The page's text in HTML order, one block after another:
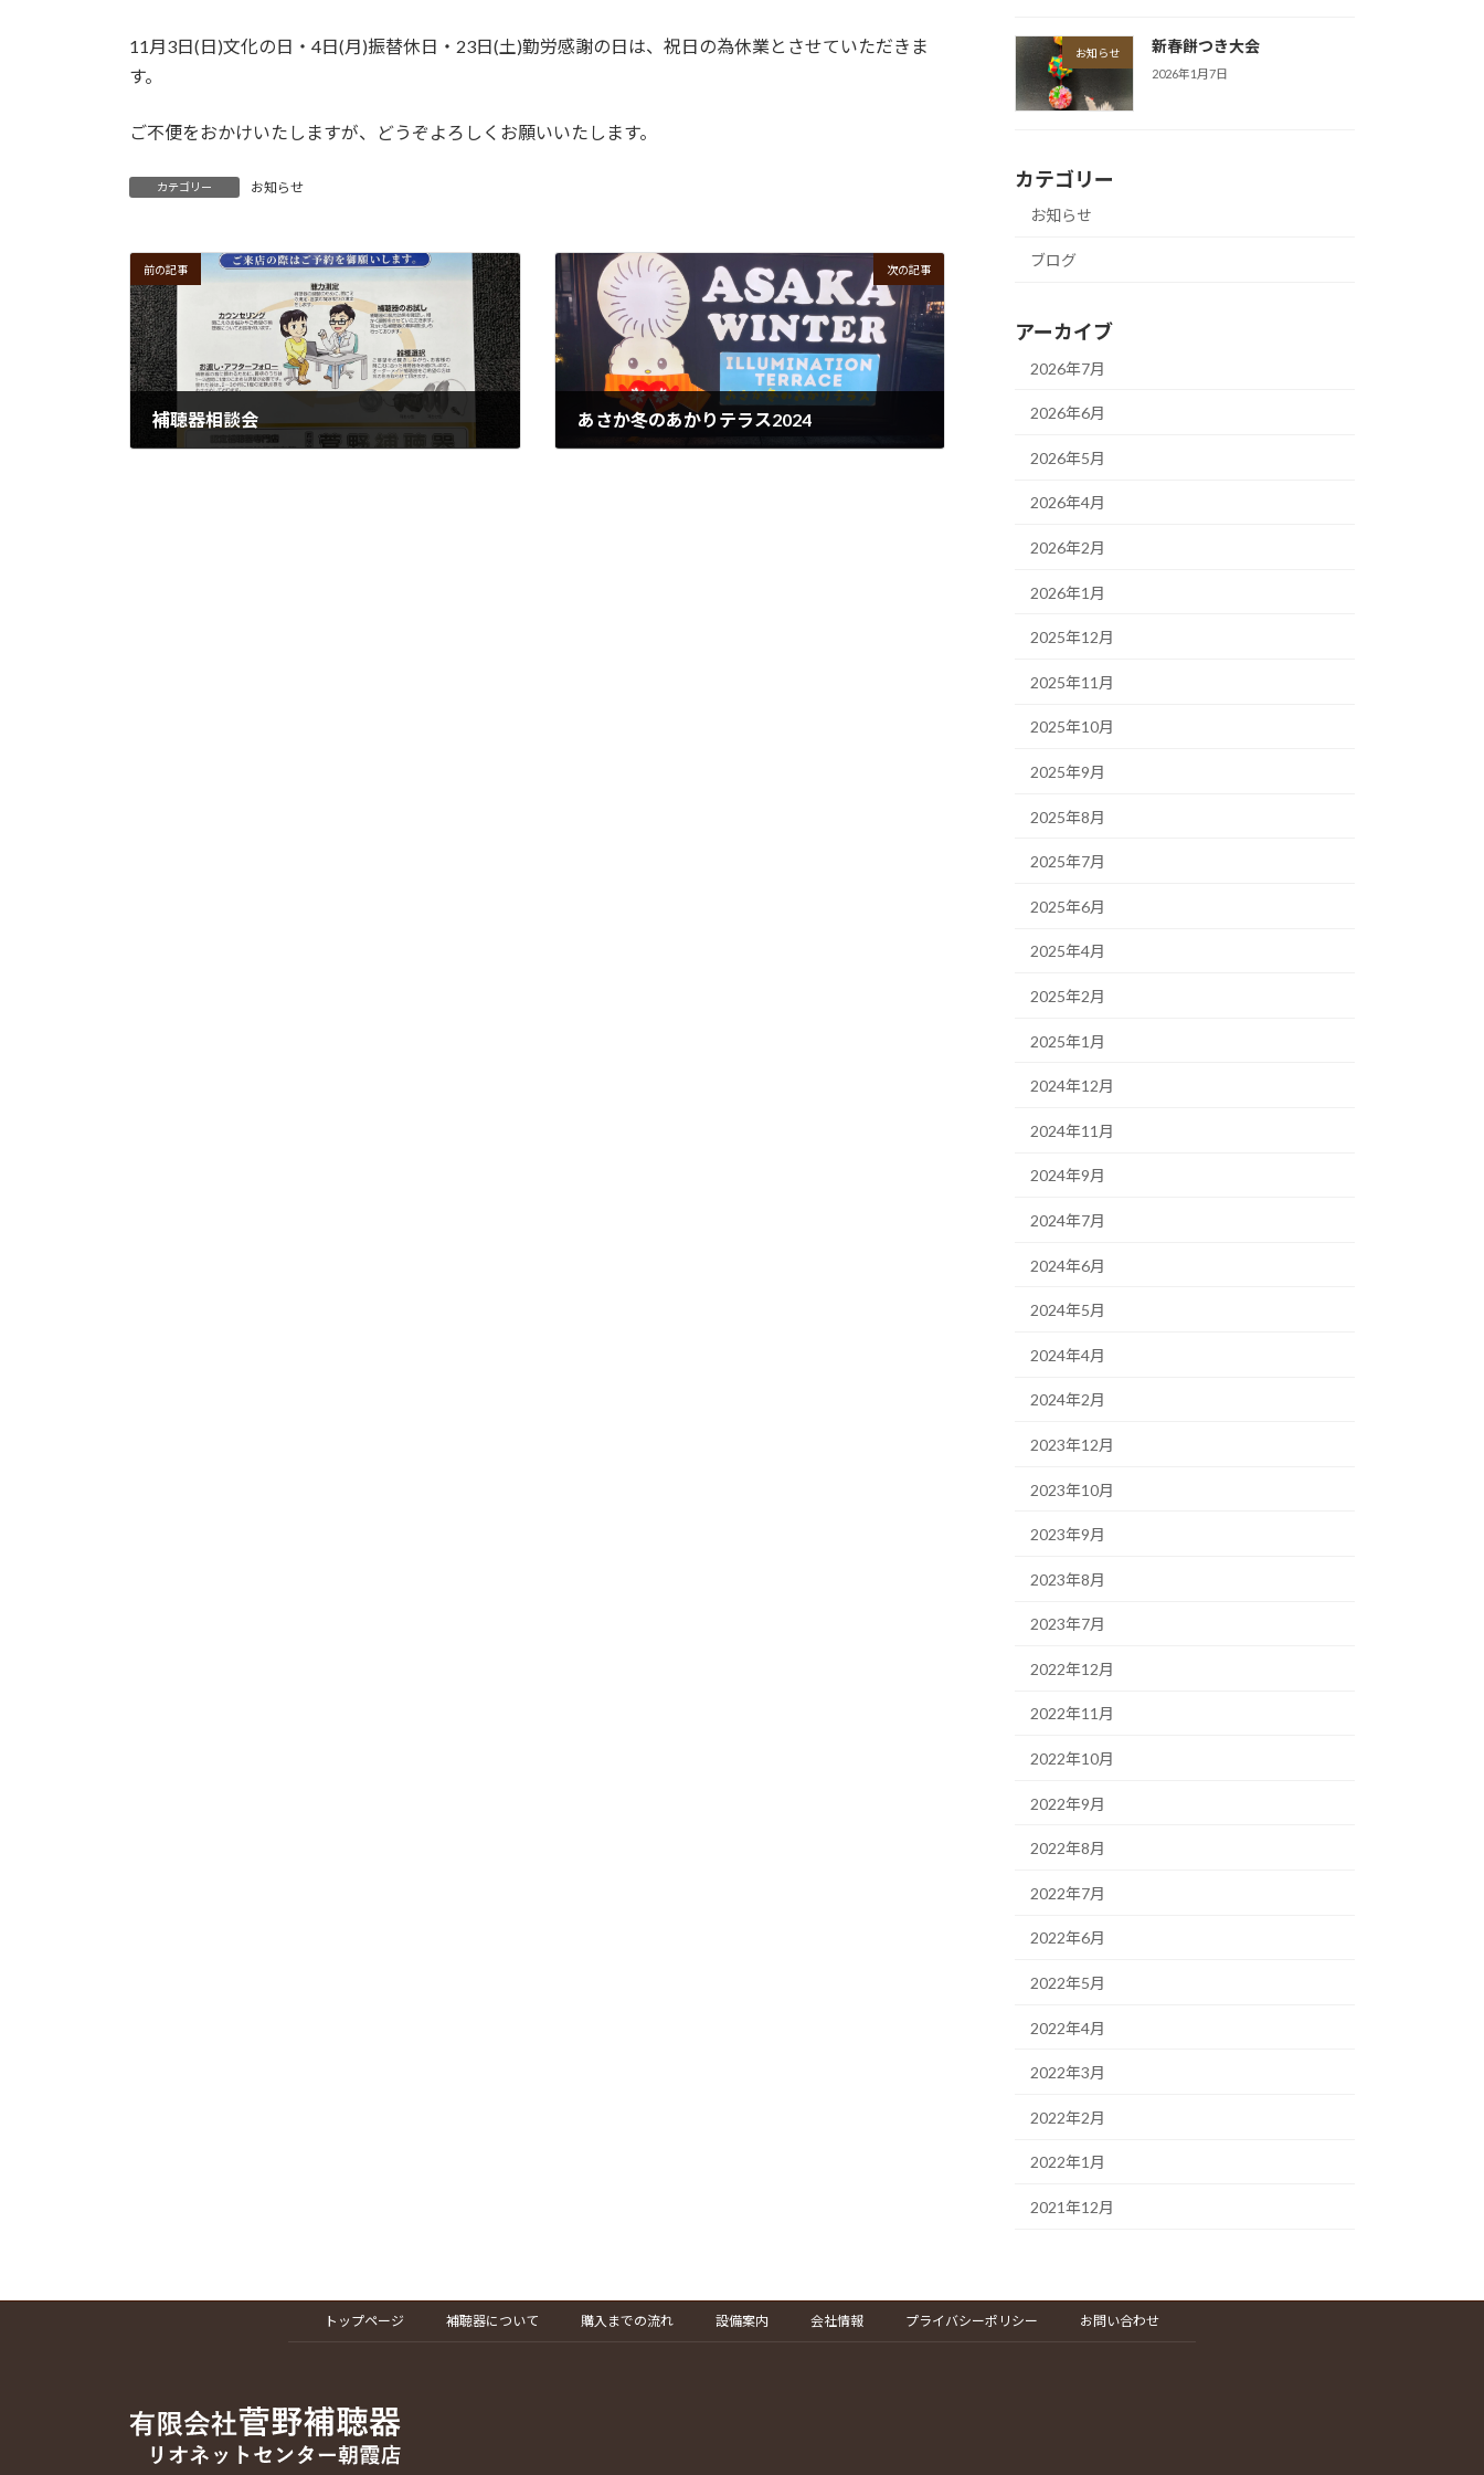
11月3日(日)文化の日・4日(月)振替休日・23日(土)勤労感謝の日は、祝日の為休業とさせていただきま
す。
ご不便をおかけいたしますが、どうぞよろしくお願いいたします。
カテゴリー お知らせ
前の記事
補聴器相談会
次の記事
あさか冬のあかりテラス2024
お知らせ 新春餅つき大会
2026年1月7日
カテゴリー
お知らせ
ブログ
アーカイブ
2026年7月
2026年6月
2026年5月
2026年4月
2026年2月
2026年1月
2025年12月
2025年11月
2025年10月
2025年9月
2025年8月
2025年7月
2025年6月
2025年4月
2025年2月
2025年1月
2024年12月
2024年11月
2024年9月
2024年7月
2024年6月
2024年5月
2024年4月
2024年2月
2023年12月
2023年10月
2023年9月
2023年8月
2023年7月
2022年12月
2022年11月
2022年10月
2022年9月
2022年8月
2022年7月
2022年6月
2022年5月
2022年4月
2022年3月
2022年2月
2022年1月
2021年12月
トップページ 補聴器について 購入までの流れ 設備案内 会社情報 プライバシーポリシー お問い合わせ